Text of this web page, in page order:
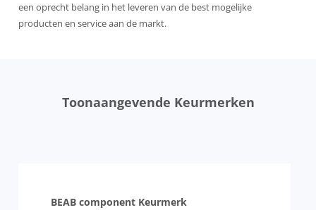
een oprecht belang in het leveren van de best mogelijke
producten en service aan de markt.
Toonaangevende Keurmerken
BEAB component Keurmerk